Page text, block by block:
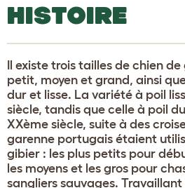
HISTOIRE
Il existe trois tailles de chien
petit, moyen et grand, ainsi
dur et lisse. La variété à poil
siècle, tandis que celle à poil
XXème siècle, suite à des
garenne portugais étaient
gibier : les plus petits pour
les moyens et les gros pour
sangliers sauvages. Travaillant